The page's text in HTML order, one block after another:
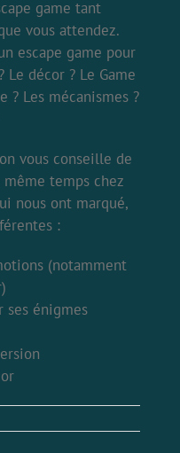
game tant
vous attendez.
escape game pour
Le décor ? Le Game
? Les mécanismes ?
vous conseille de
temps chez
nous ont marqué,
:
(notamment
ses énigmes